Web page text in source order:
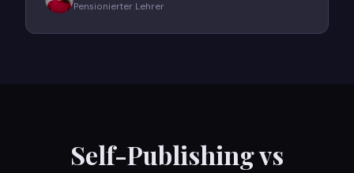
Pensionierter Lehrer
Self-Publishing vs